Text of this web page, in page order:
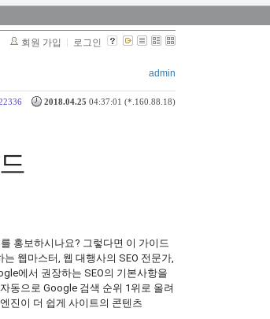
회원 가입 로그인
admin
2018.04.25 04:37:01 (*.160.88.18)
홍보하시나요? 그렇다면 이 가이드
웹마스터, 웹 대행사의 SEO 전문가,
에서 권장하는 SEO의 기본사항을
동으로 Google 검색 순위 1위로 올려
진이 더 쉽게 사이트의 콘텐츠